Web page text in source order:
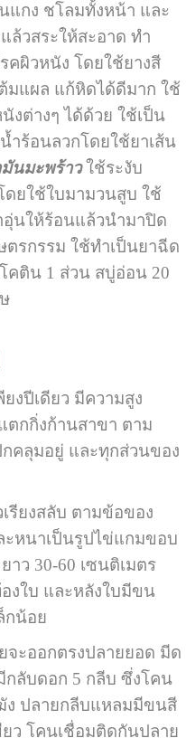
กง ชโลมทั้งหน้า และ
ล้วสระให้สะอาด ทำ
ผิวหนัง โดยใช้ยางสี
มแผล แก้หิดได้ดีมาก ใช้
งต่างๆ ได้ด้วย ใช้เป็น
ร้อนลวกโดยใช้ยาเส้น
นมะพร้าว ใช้ระงับ
ยใช้ใบมามวนสูบ ใช้
นให้ร้อนแล้วนำมาปิด
ตรกรรม ใช้ทำเป็นยาฉีด
คติน 1 ส่วน สบู่อ่อน 20
งปีเดียว มีความสูง
ตกกิ่งก้านสาขา ตาม
คลุมอยู่ และทุกส่วนของ
งสลับ ตามข้อของ
หนาเป็นรูปไข่แกมขอบ
าว 30-60 เซนติเมตร
งใบ และหลังใบมีขน
กน้อย
ออกตรงปลายยอด มีด
ลับดอก 5 กลีบ ซึ่งโคน
ง ปลายกลีบแหลมมีขนสี
ว โคนเชื่อมติดกันปลาย